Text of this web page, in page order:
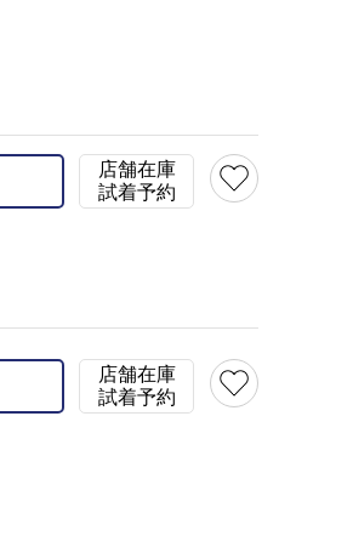
店舗在庫
試着予約
店舗在庫
試着予約